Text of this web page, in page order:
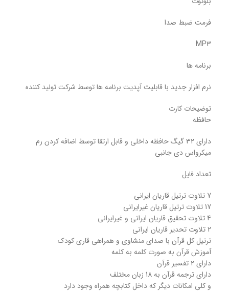
فرمت ضبط صدا
MP3
برنامه ها
نرم افزار جدید با قابلیت آپدیت برنامه ها توسط شرکت تولید کننده
توضیحات کارت
حافظه
دارای 32 گیگ حافظه داخلی و قابل ارتقا توسط اضافه کردن رم
میکرواس دی جانبی
تعداد فایل
7 تلاوت ترتیل قاریان ایرانی
17 تلاوت ترتیل قاریان غیرایرانی
4 تلاوت تحقیق قاریان ایرانی و غیرایرانی
2 تلاوت تحدیر قاریان ایرانی
ترتیل کل قرآن با صدای منشاوی و همراهی قاری کودک
آموزش قرآن به صورت کلمه به کلمه
دارای 2 تفسیر قرآن
دارای ترجمه قرآن به 18 زبان مختلف
و کلی امکانات دیگر که داخل کتابچه همراه وجود دارد